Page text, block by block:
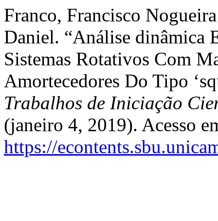
Franco, Francisco
Daniel. “Análise dinâmica
Sistemas Rotativos Com
Amortecedores Do Tipo
Trabalhos de Iniciação
(janeiro 4, 2019). Acesso
https://